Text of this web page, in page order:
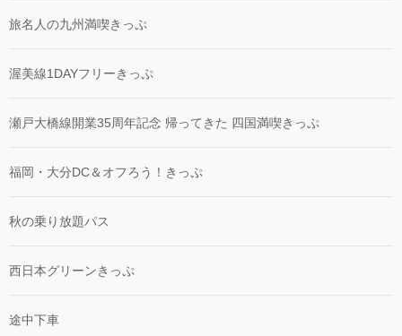
旅名人の九州満喫きっぷ
渥美線1DAYフリーきっぷ
瀬戸大橋線開業35周年記念 帰ってきた 四国満喫きっぷ
福岡・大分DC＆オフろう！きっぷ
秋の乗り放題パス
西日本グリーンきっぷ
途中下車